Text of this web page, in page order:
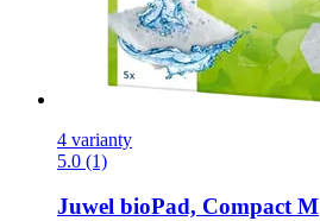
4 varianty
5.0 (1)
Juwel bioPad, Compact M